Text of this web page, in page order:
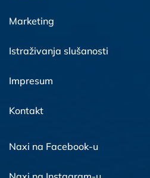
Marketing
Istraživanja slušanosti
Impresum
Kontakt
Naxi na Facebook-u